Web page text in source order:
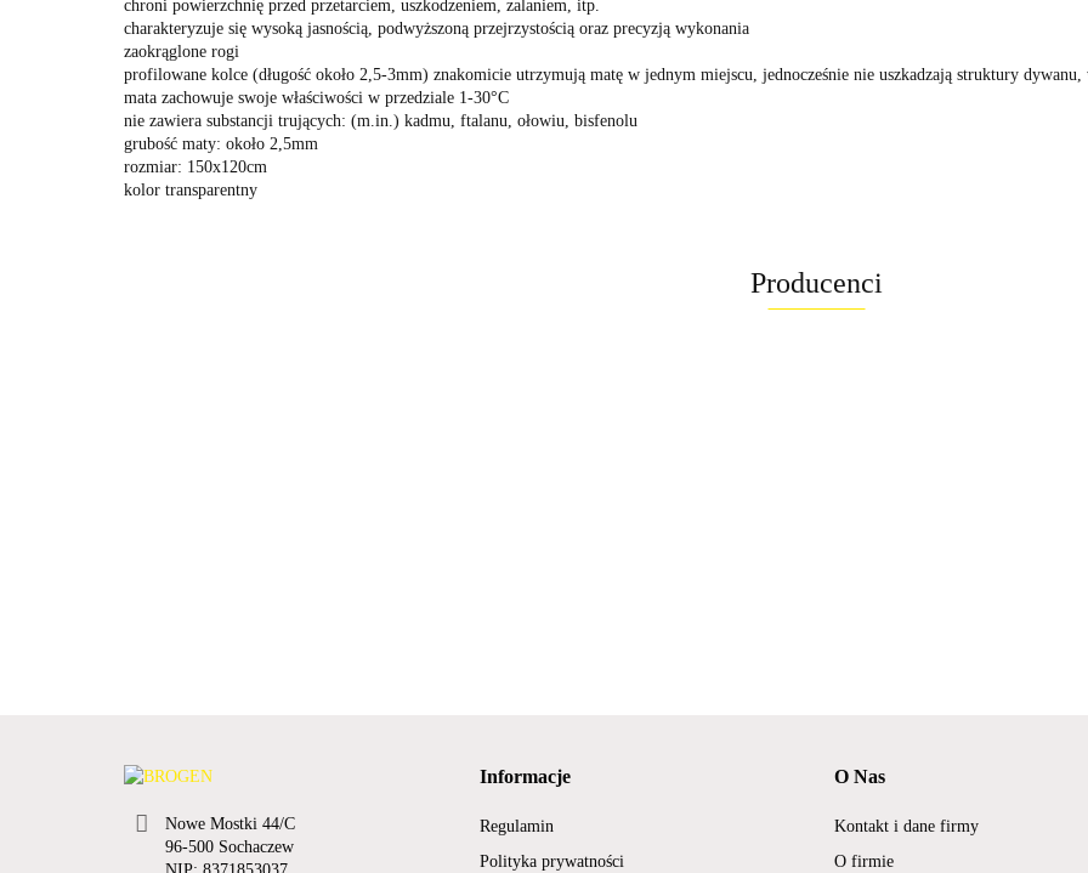
chroni powierzchnię przed przetarciem, uszkodzeniem, zalaniem, itp.
charakteryzuje się wysoką jasnością, podwyższoną przejrzystością oraz precyzją wykonania
zaokrąglone rogi
profilowane kolce (długość około 2,5-3mm) znakomicie utrzymują matę w jednym miejscu, jednocześnie nie uszkadzają struktury dywanu,
mata zachowuje swoje właściwości w przedziale 1-30°C
nie zawiera substancji trujących: (m.in.) kadmu, ftalanu, ołowiu, bisfenolu
grubość maty: około 2,5mm
rozmiar: 150x120cm
kolor transparentny
Producenci
Nowe Mostki 44/C
96-500 Sochaczew
Informacje
Regulamin
Polityka prywatności
O Nas
Kontakt i dane firmy
O firmie